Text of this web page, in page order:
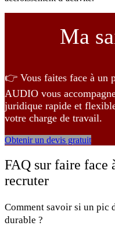
Ma
👉 Vous faites face à un
AUDIO vous
juridique rapide et
votre charge de travail.
Obtenir un devis gratuit
FAQ sur faire face
recruter
Comment savoir si un pic
durable ?